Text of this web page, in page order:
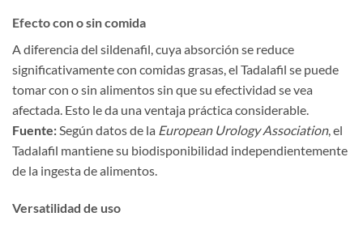
Efecto con o sin comida
A diferencia del sildenafil, cuya absorción se reduce
significativamente con comidas grasas, el Tadalafil se puede
tomar con o sin alimentos sin que su efectividad se vea
afectada. Esto le da una ventaja práctica considerable.
Fuente:Según datos de la European Urology Association, el
Tadalafil mantiene su biodisponibilidad independientemente
de la ingesta de alimentos.
Versatilidad de uso